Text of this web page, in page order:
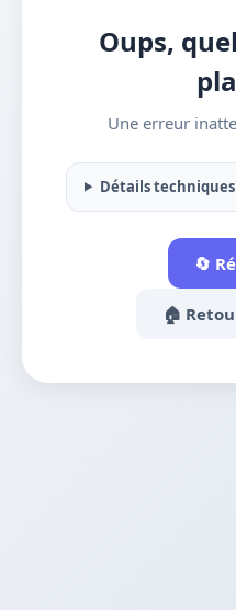
Oups,
Une erreur
Détails techniques
🔄
🏠